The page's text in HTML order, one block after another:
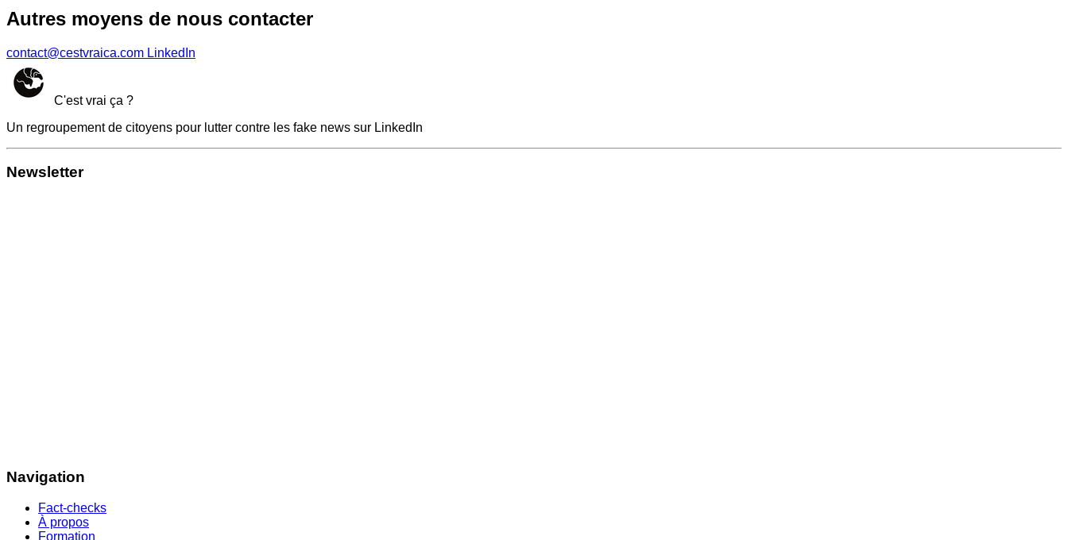
Autres moyens de nous contacter
contact@cestvraica.com LinkedIn
C'est vrai ça ?
Un regroupement de citoyens pour lutter contre les fake news sur LinkedIn
Newsletter
Navigation
Fact-checks
À propos
Formation